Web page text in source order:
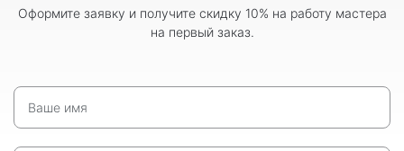
Оформите заявку и получите скидку 10% на работу мастера
на первый заказ.